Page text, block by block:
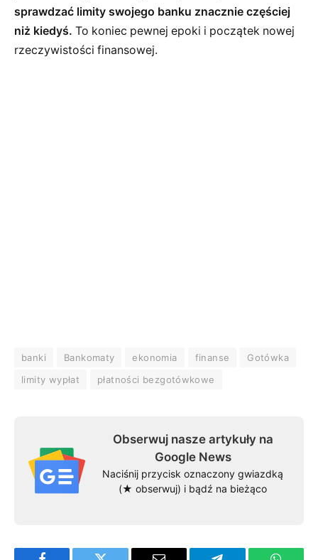
sprawdzać limity swojego banku znacznie częściej
niż kiedyś. To koniec pewnej epoki i początek nowej
rzeczywistości finansowej.
banki Bankomaty ekonomia finanse
Gotówka
limity wypłat
płatności bezgotówkowe
Obserwuj nasze artykuły na
Google News
Naciśnij przycisk oznaczony gwiazdką
(★ obserwuj) i bądź na bieżąco